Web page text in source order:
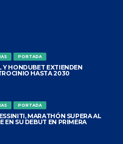
PORTADA
Y HONDUBET EXTIENDEN
HASTA 2030
PORTADA
MARATHÓN SUPERA AL
EN SU DEBUT EN PRIMERA